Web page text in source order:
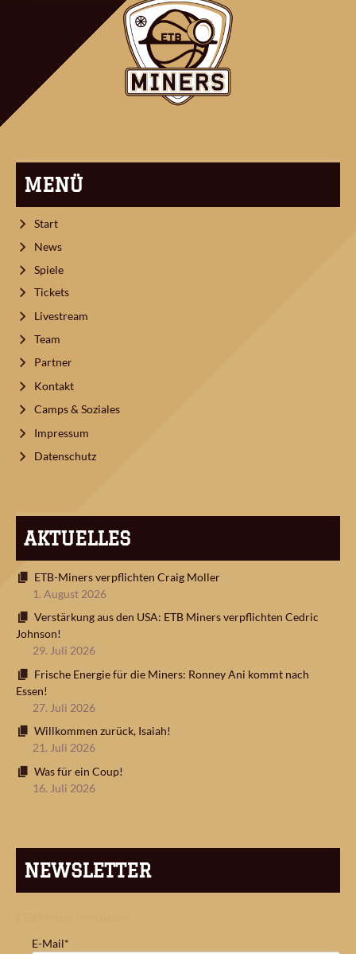
MENÜ
Start
News
Spiele
Tickets
Livestream
Team
Partner
Kontakt
Camps & Soziales
Impressum
Datenschutz
AKTUELLES
ETB-Miners verpflichten Craig Moller
1. August 2026
Verstärkung aus den USA: ETB Miners verpflichten Cedric
Johnson!
29. Juli 2026
Frische Energie für die Miners: Ronney Ani kommt nach
Essen!
27. Juli 2026
Willkommen zurück, Isaiah!
21. Juli 2026
Was für ein Coup!
16. Juli 2026
NEWSLETTER
E-Mail*